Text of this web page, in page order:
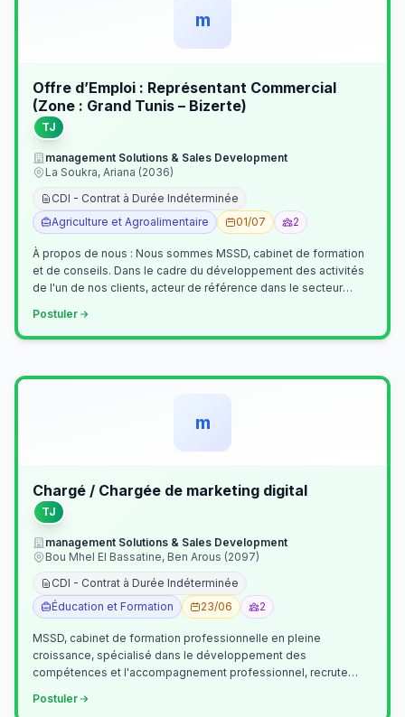
m
Offre d’Emploi : Représentant Commercial
(Zone : Grand Tunis – Bizerte)
TJ
management Solutions & Sales Development
La Soukra, Ariana (2036)
CDI - Contrat à Durée Indéterminée
Agriculture et Agroalimentaire
01/07 2
À propos de nous : Nous sommes MSSD, cabinet de formation
et de conseils. Dans le cadre du développement des activités
de l'un de nos clients, acteur de référence dans le secteur
Postuler
m
Chargé / Chargée de marketing digital
TJ
management Solutions & Sales Development
Bou Mhel El Bassatine, Ben Arous (2097)
CDI - Contrat à Durée Indéterminée
Éducation et Formation
23/06 2
MSSD, cabinet de formation professionnelle en pleine
croissance, spécialisé dans le développement des
compétences et l'accompagnement professionnel, recrute
Postuler